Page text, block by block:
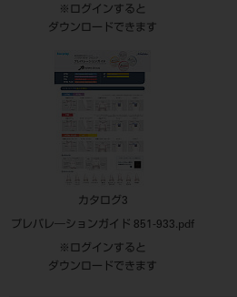
※ログインすると
ダウンロードできます
カタログ3
プレパレ―ションガイド 851-933.pdf
※ログインすると
ダウンロードできます